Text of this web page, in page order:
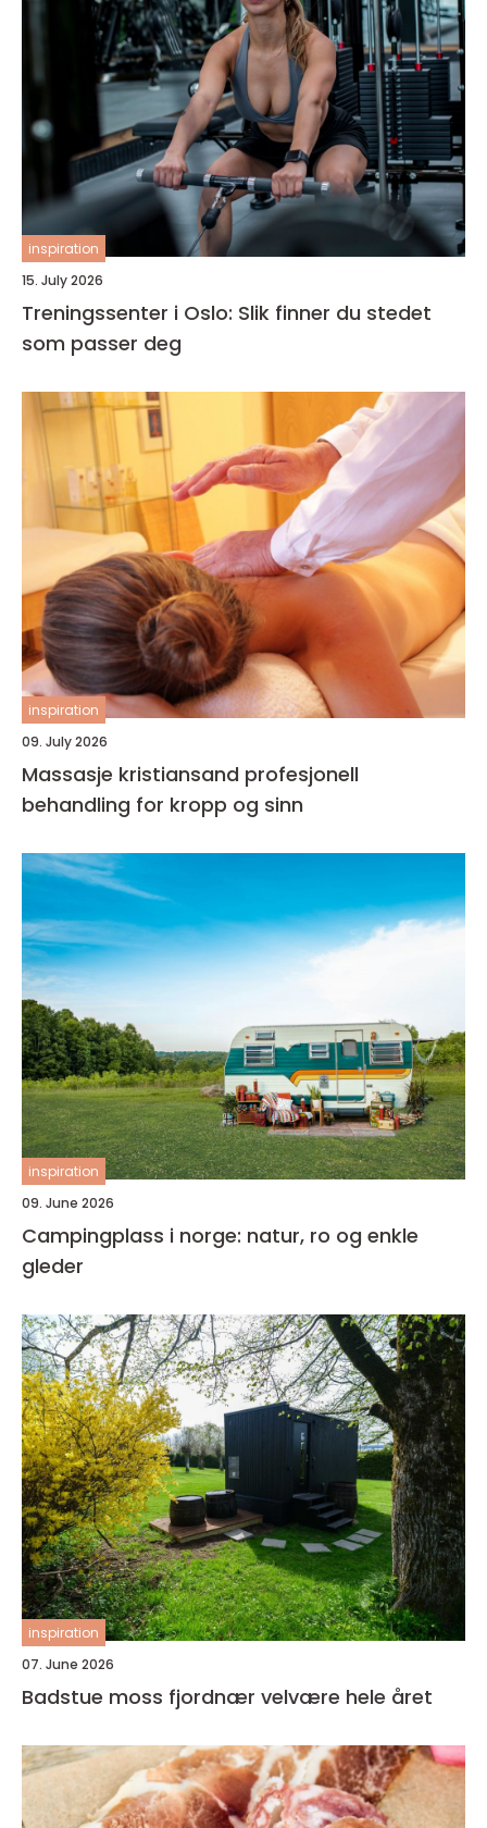
inspiration
15. July 2026
Treningssenter i Oslo: Slik finner du stedet
som passer deg
inspiration
09. July 2026
Massasje kristiansand profesjonell
behandling for kropp og sinn
inspiration
09. June 2026
Campingplass i norge: natur, ro og enkle
gleder
inspiration
07. June 2026
Badstue moss fjordnær velvære hele året